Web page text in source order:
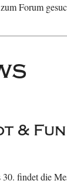
Forum
&
findet die